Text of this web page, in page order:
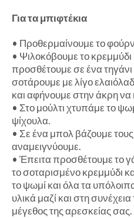
Για τα μπιφτέκια
• Προθερμαίνουμε το
• Ψιλοκόβουμε το κρεμμύδι
προσθέτουμε σε ένα τηγάνι
σοτάρουμε με λίγο
και αφήνουμε στην άκρη
• Στο μούλτι χτυπάμε το
ψίχουλα.
• Σε ένα μπολ βάζουμε τους
αναμειγνύουμε.
• Έπειτα προσθέτουμε το
το σοταρισμένο κρεμμύδι
το ψωμί και όλα τα
υλικά μαζί και στη
μέγεθος της αρεσκείας σας.